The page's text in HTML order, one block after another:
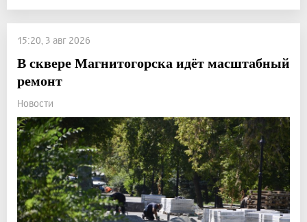
15:20, 3 авг 2026
В сквере Магнитогорска идёт масштабный
ремонт
Новости